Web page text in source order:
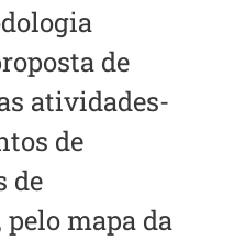
de
atividades-
de
de
mapa da